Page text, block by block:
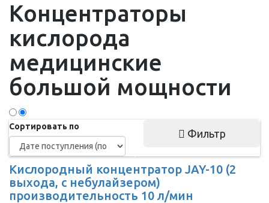
Концентраторы
кислорода
медицинские
большой мощности
Сортировать по
Фильтр
Кислородный концентратор JAY-10 (2
выхода, с небулайзером)
производительность 10 л/мин